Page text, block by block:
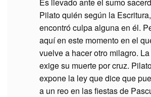
Pilato quién según la
encontró culpa alguna en él.
aquí en este momento en el
vuelve a hacer otro milagro.
exige su muerte por cruz.
expone la ley que dice que
a un reo en las fiestas de